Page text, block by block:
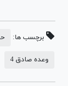
برچسب ها:
وعده صادق 4